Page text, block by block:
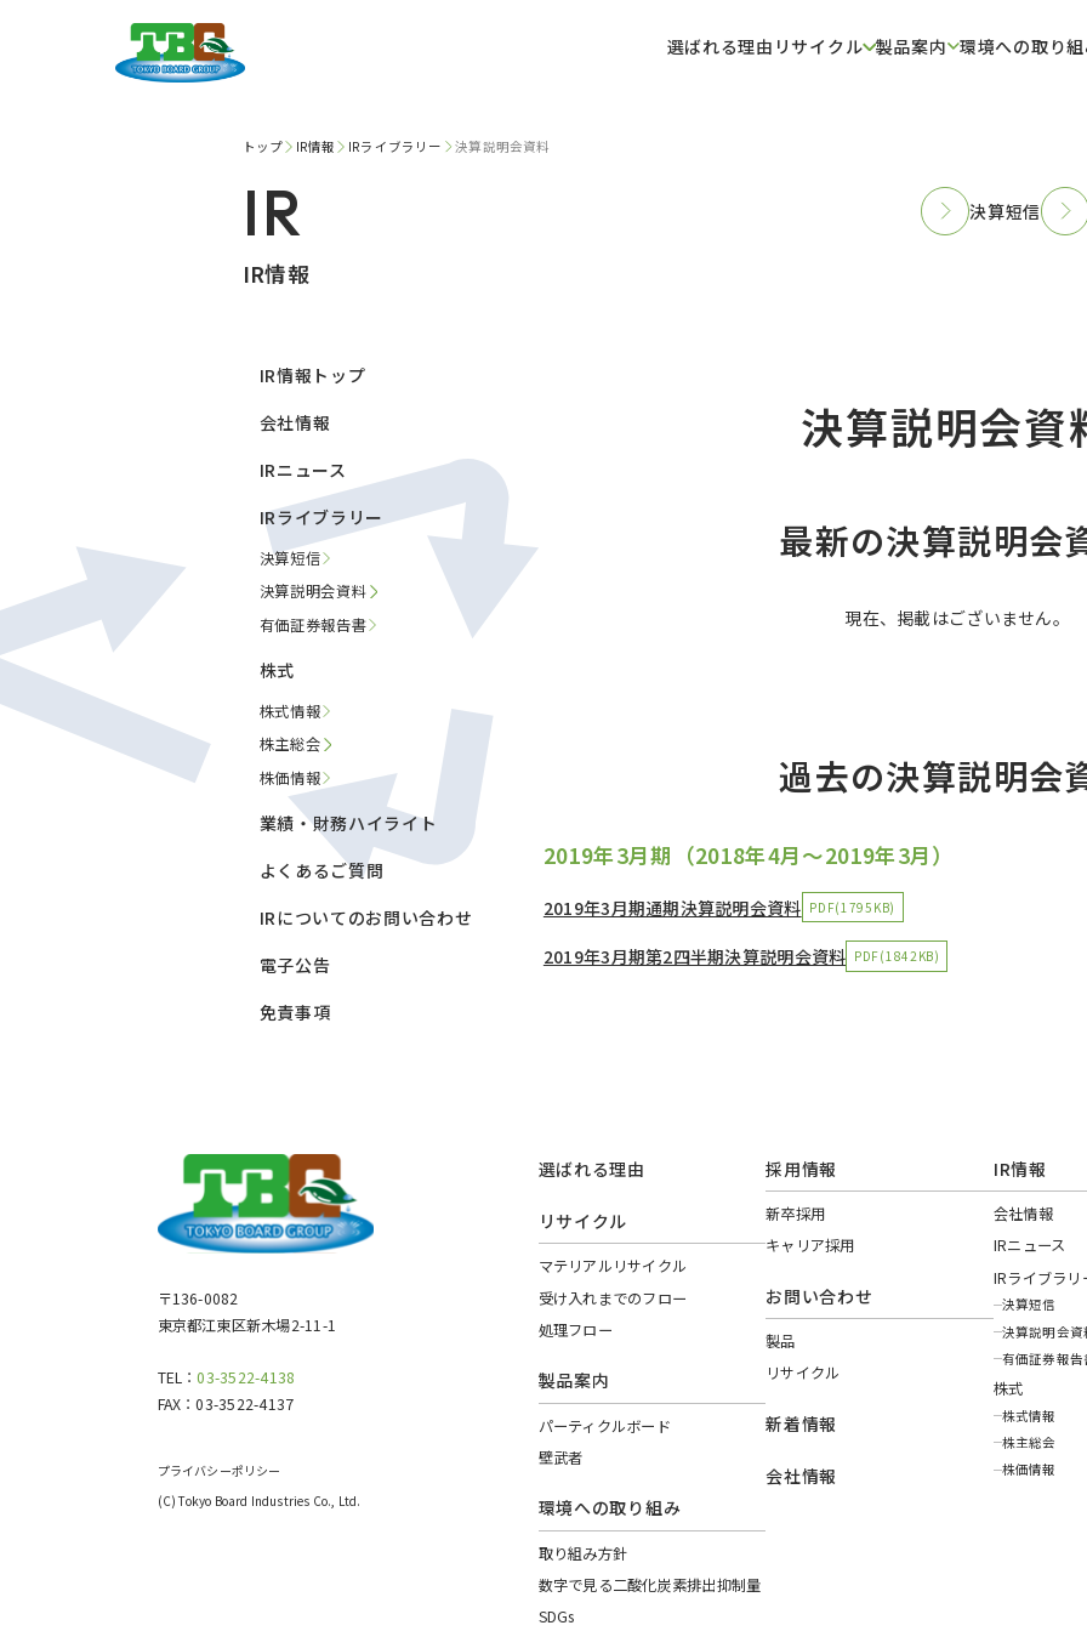
選ばれる理由 リサイクル 製品案内 環境への取り
トップ IR情報 IRライブラリー 決算説明会資料
IR
IR情報
決算短信
IR情報トップ
会社情報
IRニュース
IRライブラリー
決算短信
決算説明会資料
有価証券報告書
株式
株式情報
株主総会
株価情報
業績・財務ハイライト
よくあるご質問
IRについてのお問い合わせ
電子公告
免責事項
決算説明会資
最新の決算説明会
現在、掲載はございません。
過去の決算説明会
2019年3月期（2018年4月～2019年3月）
2019年3月期通期決算説明会資料 PDF(1795KB)
2019年3月期第2四半期決算説明会資料 PDF(1842KB)
〒136-0082
東京都江東区新木場2-11-1
TEL：03-3522-4138
FAX：03-3522-4137
プライバシーポリシー
(C) Tokyo Board Industries Co., Ltd.
選ばれる理由
リサイクル
マテリアルリサイクル
受け入れまでのフロー
処理フロー
製品案内
パーティクルボード
壁武者
環境への取り組み
取り組み方針
数字で見る二酸化炭素排出抑制量
SDGs
採用情報
新卒採用
キャリア採用
お問い合わせ
製品
リサイクル
新着情報
会社情報
IR情報
会社情報
IRニュース
IRライブラリ
決算短信
決算説明会資
有価証券報告
株式
株式情報
株主総会
株価情報